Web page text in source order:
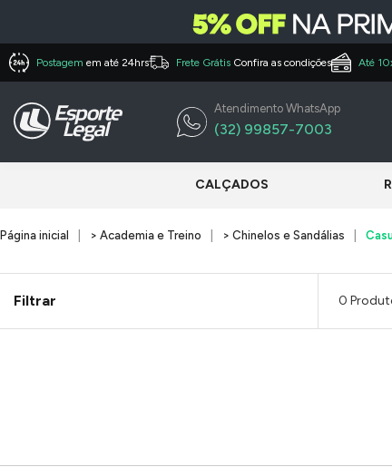
Postagem em até 24hrs Frete Grátis Confira as condições Até
Atendimento WhatsApp
(32) 99857-7003
CALÇADOS
Página inicial > Academia e Treino > Chinelos e Sandálias
Filtrar 0